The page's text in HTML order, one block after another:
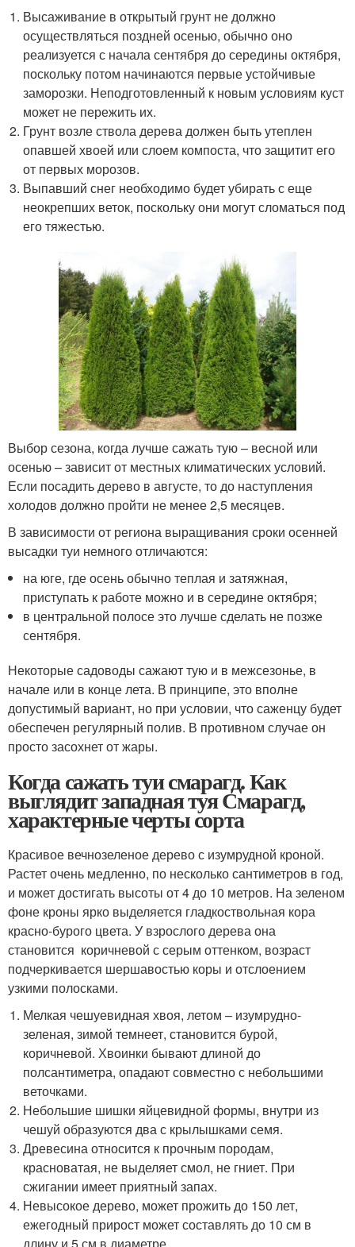
Высаживание в открытый грунт не должно
осуществляться поздней осенью, обычно оно
реализуется с начала сентября до середины октября,
поскольку потом начинаются первые устойчивые
заморозки. Неподготовленный к новым условиям куст
может не пережить их.
Грунт возле ствола дерева должен быть утеплен
опавшей хвоей или слоем компоста, что защитит его
от первых морозов.
Выпавший снег необходимо будет убирать с еще
неокрепших веток, поскольку они могут сломаться под
его тяжестью.
Выбор сезона, когда лучше сажать тую – весной или
осенью – зависит от местных климатических условий.
Если посадить дерево в августе, то до наступления
холодов должно пройти не менее 2,5 месяцев.
В зависимости от региона выращивания сроки осенней
высадки туи немного отличаются:
на юге, где осень обычно теплая и затяжная,
приступать к работе можно и в середине октября;
в центральной полосе это лучше сделать не позже
сентября.
Некоторые садоводы сажают тую и в межсезонье, в
начале или в конце лета. В принципе, это вполне
допустимый вариант, но при условии, что саженцу будет
обеспечен регулярный полив. В противном случае он
просто засохнет от жары.
Когда сажать туи смарагд. Как
выглядит западная туя Смарагд,
характерные черты сорта
Красивое вечнозеленое дерево с изумрудной кроной.
Растет очень медленно, по несколько сантиметров в год,
и может достигать высоты от 4 до 10 метров. На зеленом
фоне кроны ярко выделяется гладкоствольная кора
красно-бурого цвета. У взрослого дерева она
становится коричневой с серым оттенком, возраст
подчеркивается шершавостью коры и отслоением
узкими полосками.
Мелкая чешуевидная хвоя, летом – изумрудно-
зеленая, зимой темнеет, становится бурой,
коричневой. Хвоинки бывают длиной до
полсантиметра, опадают совместно с небольшими
веточками.
Небольшие шишки яйцевидной формы, внутри из
чешуй образуются два с крылышками семя.
Древесина относится к прочным породам,
красноватая, не выделяет смол, не гниет. При
сжигании имеет приятный запах.
Невысокое дерево, может прожить до 150 лет,
ежегодный прирост может составлять до 10 см в